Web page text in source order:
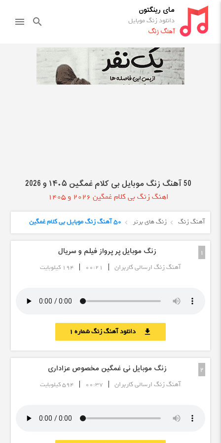
مای رینگتون
دانلود زنگ موبایل
آهنگ زنگ
search
menu
50 آهنگ زنگ موبایل بی کلام غمگین ۱۴۰۵ و 2026
اهنگ زنگ بی کلام غمگین 2026 و 1405
آهنگ زنگ زنگ های برتر 50 آهنگ زنگ موبایل بی کلام غمگین
1 زنگ موبایل پر پرواز فیلم و سریال
آهنگ زنگ ارسالی کاربران |
00:21
| 194 کیلوبایت
download دانلود آهنگ زنگ شماره 1
2 زنگ موبایل نی غمگین مخصوص عزاداری
آهنگ زنگ ارسالی کاربران |
00:37
| 594 کیلوبایت